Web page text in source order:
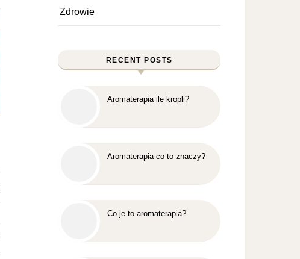
Zdrowie
RECENT POSTS
Aromaterapia ile kropli?
Aromaterapia co to znaczy?
Co je to aromaterapia?